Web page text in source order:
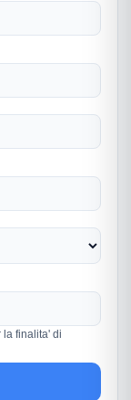
la finalita' di